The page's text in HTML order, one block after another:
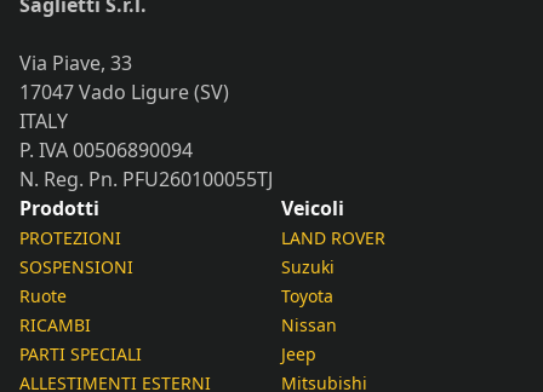
Via Piave, 33
17047 Vado Ligure (SV)
ITALY
P. IVA 00506890094
N. Reg. Pn. PFU260100055TJ
Prodotti
PROTEZIONI
SOSPENSIONI
Ruote
RICAMBI
PARTI SPECIALI
ALLESTIMENTI ESTERNI
Veicoli
LAND ROVER
Suzuki
Toyota
Nissan
Jeep
Mitsubishi